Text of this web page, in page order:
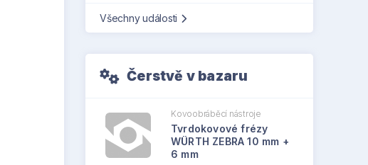
Všechny události
Čerstvě v bazaru
Kovoobráběcí nástroje
Tvrdokovové frézy
WÜRTH ZEBRA 10 mm +
6 mm